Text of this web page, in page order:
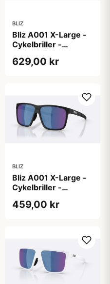
BLIZ
Bliz A001 X-Large -
Cykelbriller -
Mirror
629,00 kr
BLIZ
Bliz A001 X-Large -
Cykelbriller -
Mirror
459,00 kr